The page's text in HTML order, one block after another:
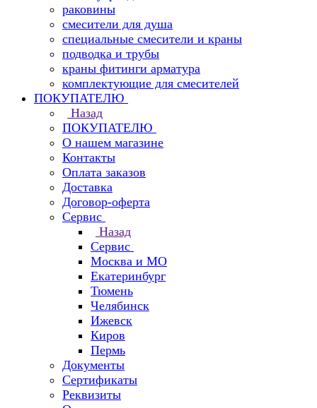
раковины
смесители для душа
специальные смесители и краны
подводка и трубы
краны фитинги арматура
комплектующие для смесителей
ПОКУПАТЕЛЮ
Назад
ПОКУПАТЕЛЮ
О нашем магазине
Контакты
Оплата заказов
Доставка
Договор-оферта
Сервис
Назад
Сервис
Москва и МО
Екатеринбург
Тюмень
Челябинск
Ижевск
Киров
Пермь
Документы
Сертификаты
Реквизиты